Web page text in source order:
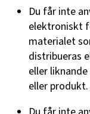
Du får inte
elektroniskt
materialet
distribueras
eller
eller produkt.